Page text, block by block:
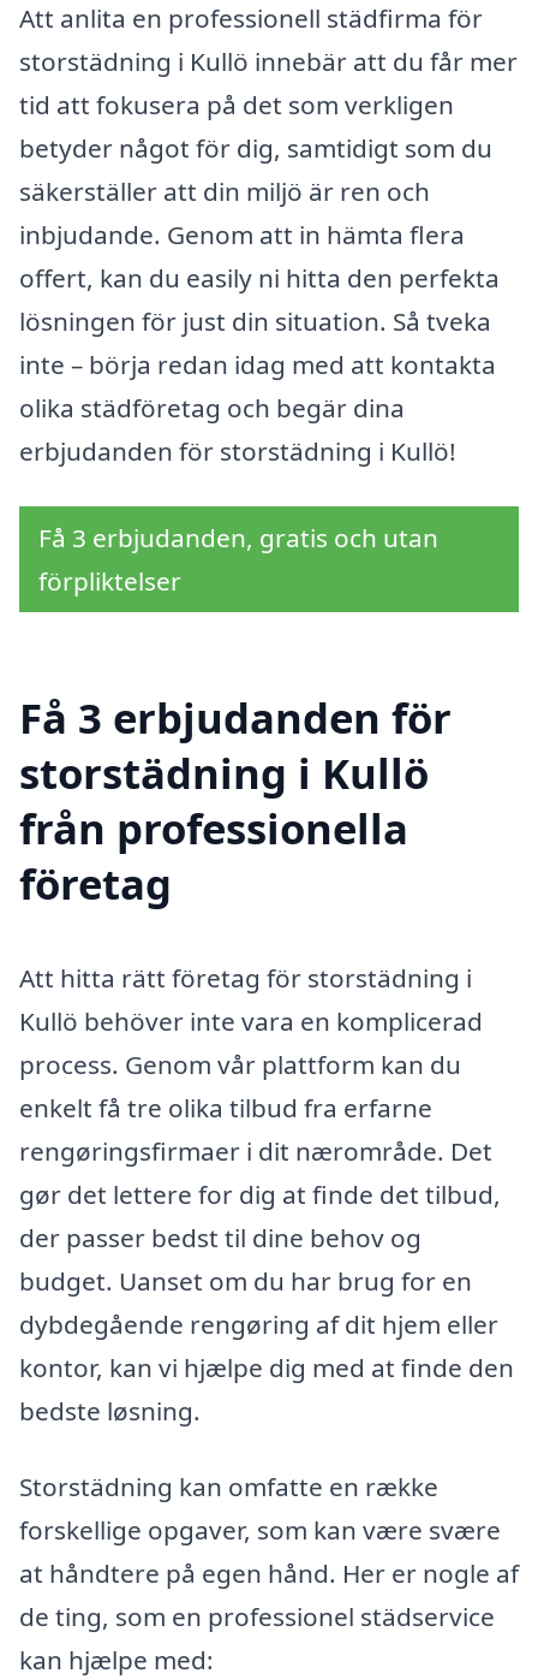
Att anlita en professionell städfirma för
storstädning i Kullö innebär att du får mer
tid att fokusera på det som verkligen
betyder något för dig, samtidigt som du
säkerställer att din miljö är ren och
inbjudande. Genom att in hämta flera
offert, kan du easily ni hitta den perfekta
lösningen för just din situation. Så tveka
inte – börja redan idag med att kontakta
olika städföretag och begär dina
erbjudanden för storstädning i Kullö!
Få 3 erbjudanden, gratis och utan
förpliktelser
Få 3 erbjudanden för
storstädning i Kullö
från professionella
företag
Att hitta rätt företag för storstädning i
Kullö behöver inte vara en komplicerad
process. Genom vår plattform kan du
enkelt få tre olika tilbud fra erfarne
rengøringsfirmaer i dit nærområde. Det
gør det lettere for dig at finde det tilbud,
der passer bedst til dine behov og
budget. Uanset om du har brug for en
dybdegående rengøring af dit hjem eller
kontor, kan vi hjælpe dig med at finde den
bedste løsning.
Storstädning kan omfatte en række
forskellige opgaver, som kan være svære
at håndtere på egen hånd. Her er nogle af
de ting, som en professionel städservice
kan hjælpe med: